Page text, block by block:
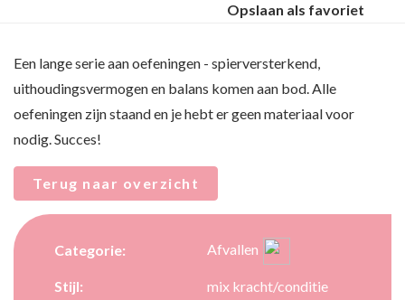
Opslaan als favoriet
Een lange serie aan oefeningen - spierversterkend,
uithoudingsvermogen en balans komen aan bod. Alle
oefeningen zijn staand en je hebt er geen materiaal voor
nodig. Succes!
Terug naar overzicht
Categorie: Afvallen
Stijl:
mix kracht/conditie